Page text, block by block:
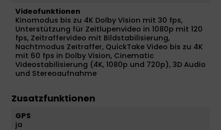
Videofunktionen
Kinomodus bis zu 4K Dolby Vision mit 30 fps,
Unterstützung für Zeitlupenvideo in 1080p mit 120
fps, Zeitraffervideo mit Bildstabilisierung,
Nachtmodus Zeitraffer, QuickTake Video bis zu 4K
mit 60 fps in Dolby Vision, Cinematic
Videostabilisierung (4K, 1080p und 720p), 3D Audio
und Stereoaufnahme
Zusatzfunktionen
GPS
ja